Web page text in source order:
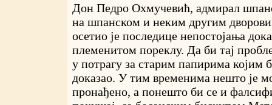
Дон Педро Охмучевић, адмирал
на шпанском и неким другим
осетио је последице непостојања
племенитом пореклу. Да би тај
у потрагу за старим папирима којим
доказао. У тим временима нешто је
пронађено, а понешто би се и